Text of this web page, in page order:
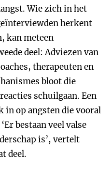
Wie zich in het
herkent
kan meteen
deel: Adviezen van
therapeuten en
bloot die
schuilgaan. Een
in op angsten die vooral
bestaan veel valse
is’, vertelt
deel.